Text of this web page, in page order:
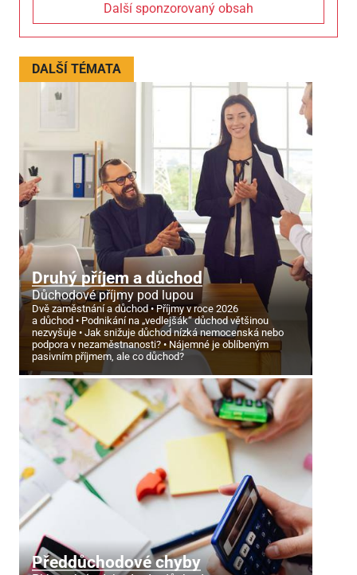
Další sponzorovaný obsah
DALŠÍ TÉMATA
Druhý příjem a důchod
Důchodové příjmy pod lupou
Dvě zaměstnání a důchod
Příjmy v roce 2026
a důchod
Podnikání na „vedlejšák“ důchod většinou
nezvyšuje
Jak snižuje důchod nízká nemocenská nebo
podpora v nezaměstnanosti?
Nájemné je oblíbeným
pasivním příjmem, ale co důchod?
Předdůchodové chyby